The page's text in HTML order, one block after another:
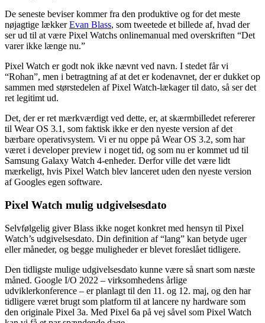
De seneste beviser kommer fra den produktive og for det meste
nøjagtige lækkerEvan Blass, som tweetede et billede af, hvad der
ser ud til at være Pixel Watchs onlinemanual med overskriften “Det
varer ikke længe nu.”
Pixel Watch er godt nok ikke nævnt ved navn. I stedet får vi
“Rohan”, men i betragtning af at det er kodenavnet, der er dukket op
sammen med størstedelen af Pixel Watch-lækager til dato, så ser det
ret legitimt ud.
Det, der er ret mærkværdigt ved dette, er, at skærmbilledet refererer
til Wear OS 3.1, som faktisk ikke er den nyeste version af det
bærbare operativsystem. Vi er nu oppe på Wear OS 3.2, som har
været i developer preview i noget tid, og som nu er kommet ud til
Samsung Galaxy Watch 4-enheder. Derfor ville det være lidt
mærkeligt, hvis Pixel Watch blev lanceret uden den nyeste version
af Googles egen software.
Pixel Watch mulig udgivelsesdato
Selvfølgelig giver Blass ikke noget konkret med hensyn til Pixel
Watch’s udgivelsesdato. Din definition af “lang” kan betyde uger
eller måneder, og begge muligheder er blevet foreslået tidligere.
Den tidligste mulige udgivelsesdato kunne være så snart som næste
måned. Google I/O 2022 – virksomhedens årlige
udviklerkonference – er planlagt til den 11. og 12. maj, og den har
tidligere været brugt som platform til at lancere ny hardware som
den originale Pixel 3a. Med Pixel 6a på vej såvel som Pixel Watch